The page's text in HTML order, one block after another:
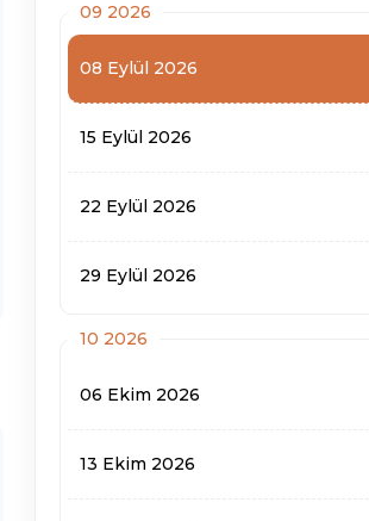
09 2026
08 Eylül 2026
15 Eylül 2026
22 Eylül 2026
29 Eylül 2026
10 2026
06 Ekim 2026
13 Ekim 2026